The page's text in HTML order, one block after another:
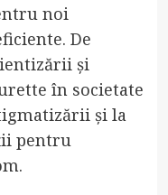
noi
De
și
în societate
și la
pentru